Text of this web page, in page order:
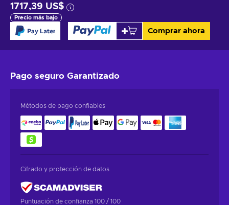
1717,39 US$
Precio más bajo
Comprar ahora
Pago seguro Garantizado
Métodos de pago confiables
Cifrado y protección de datos
Puntuación de confianza 100 / 100